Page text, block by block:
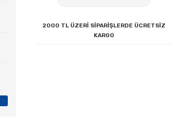
2000 TL ÜZERİ SİPARİŞLERDE ÜCRETSİZ
KARGO